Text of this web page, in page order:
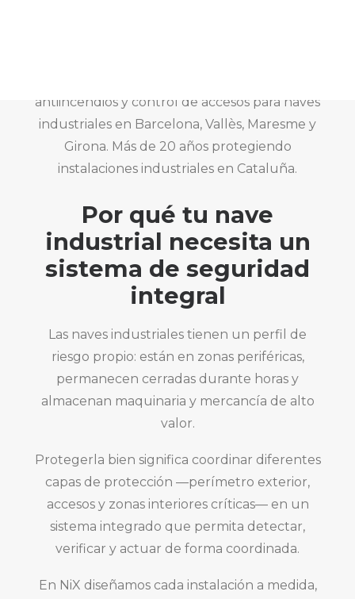
antiincendios y control de accesos para naves
industriales en Barcelona, Vallès, Maresme y
Girona. Más de 20 años protegiendo
instalaciones industriales en Cataluña.
Por qué tu nave
industrial necesita un
sistema de seguridad
integral
Las naves industriales tienen un perfil de
riesgo propio: están en zonas periféricas,
permanecen cerradas durante horas y
almacenan maquinaria y mercancía de alto
valor.
Protegerla bien significa coordinar diferentes
capas de protección —perímetro exterior,
accesos y zonas interiores críticas— en un
sistema integrado que permita detectar,
verificar y actuar de forma coordinada.
En NiX diseñamos cada instalación a medida,